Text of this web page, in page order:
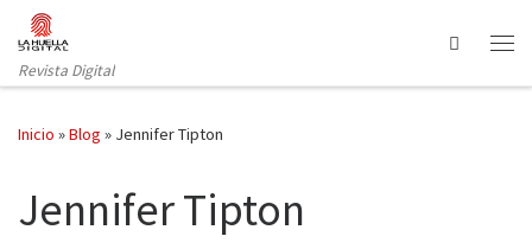
Saltar al contenido
Revista Digital
Search
Inicio »Blog » Jennifer Tipton
Jennifer Tipton